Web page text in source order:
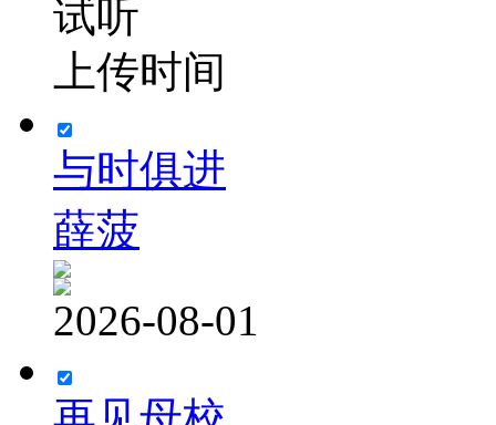
试听
上传时间
与时俱进
薛菠
2026-08-01